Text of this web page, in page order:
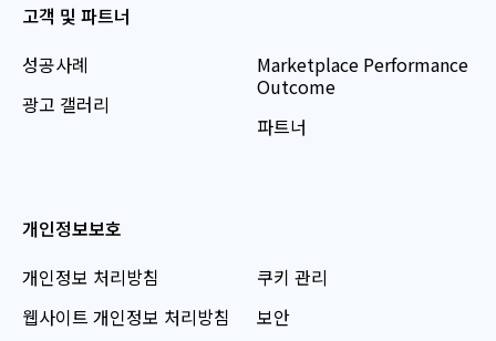
고객 및 파트너
성공사례
광고 갤러리
Marketplace Performance
Outcome
파트너
개인정보보호
개인정보 처리방침
웹사이트 개인정보 처리방침
쿠키 관리
보안